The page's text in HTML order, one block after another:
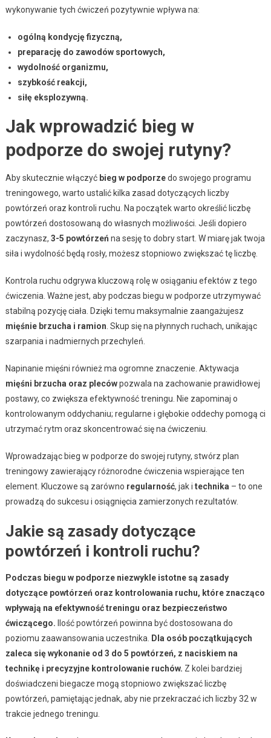
wykonywanie tych ćwiczeń pozytywnie wpływa na:
ogólną kondycję fizyczną,
preparację do zawodów sportowych,
wydolność organizmu,
szybkość reakcji,
siłę eksplozywną.
Jak wprowadzić bieg w
podporze do swojej rutyny?
Aby skutecznie włączyć bieg w podporzedo swojego programu
treningowego, warto ustalić kilka zasad dotyczących liczby
powtórzeń oraz kontroli ruchu. Na początek warto określić liczbę
powtórzeń dostosowaną do własnych możliwości. Jeśli dopiero
zaczynasz, 3-5 powtórzeń na sesję to dobry start. W miarę jak twoja
siła i wydolność będą rosły, możesz stopniowo zwiększać tę liczbę.
Kontrola ruchu odgrywa kluczową rolę w osiąganiu efektów z tego
ćwiczenia. Ważne jest, aby podczas biegu w podporze utrzymywać
stabilną pozycję ciała. Dzięki temu maksymalnie zaangażujesz
mięśnie brzucha i ramion . Skup się na płynnych ruchach, unikając
szarpania i nadmiernych przechyleń.
Napinanie mięśni również ma ogromne znaczenie. Aktywacja
mięśni brzucha oraz plecówpozwala na zachowanie prawidłowej
postawy, co zwiększa efektywność treningu. Nie zapominaj o
kontrolowanym oddychaniu; regularne i głębokie oddechy pomogą ci
utrzymać rytm oraz skoncentrować się na ćwiczeniu.
Wprowadzając bieg w podporze do swojej rutyny, stwórz plan
treningowy zawierający różnorodne ćwiczenia wspierające ten
element. Kluczowe są zarówno regularność, jak i technika – to one
prowadzą do sukcesu i osiągnięcia zamierzonych rezultatów.
Jakie są zasady dotyczące
powtórzeń i kontroli ruchu?
Podczas biegu w podporze niezwykle istotne są zasady
dotyczące powtórzeń oraz kontrolowania ruchu, które znacząco
wpływają na efektywność treningu oraz bezpieczeństwo
ćwiczącego. Ilość powtórzeń powinna być dostosowana do
poziomu zaawansowania uczestnika. Dla osób początkujących
zaleca się wykonanie od 3 do 5 powtórzeń, z naciskiem na
technikę i precyzyjne kontrolowanie ruchów. Z kolei bardziej
doświadczeni biegacze mogą stopniowo zwiększać liczbę
powtórzeń, pamiętając jednak, aby nie przekraczać ich liczby 32 w
trakcie jednego treningu.